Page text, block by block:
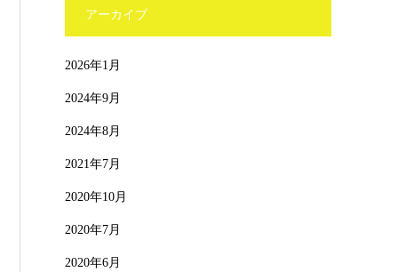
アーカイブ
2026年1月
2024年9月
2024年8月
2021年7月
2020年10月
2020年7月
2020年6月